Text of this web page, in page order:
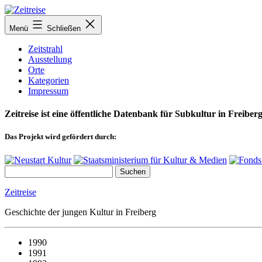
Zum
Inhalt
springen
Menü Schließen
Zeitstrahl
Ausstellung
Orte
Kategorien
Impressum
Zeitreise ist eine öffentliche Datenbank für Subkultur in
Das Projekt wird gefördert durch:
Zeitreise
Geschichte der jungen Kultur in Freiberg
1990
1991